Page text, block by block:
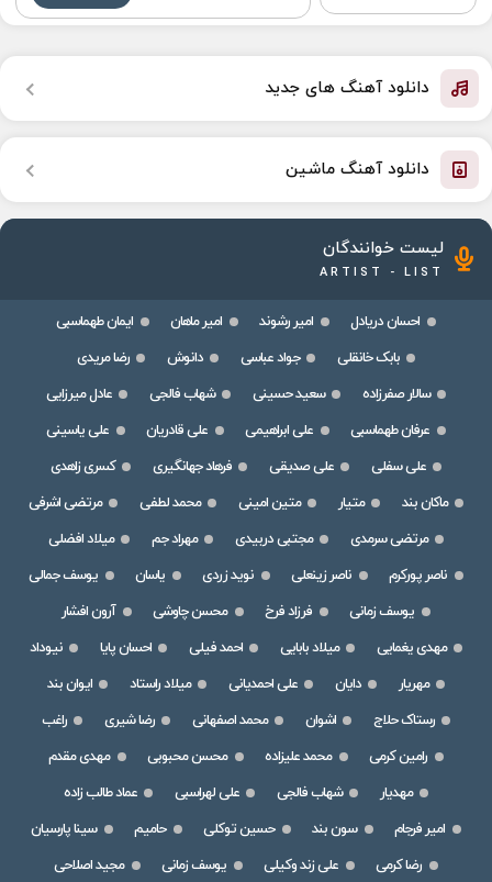
دانلود آهنگ های جدید
دانلود آهنگ ماشین
لیست خوانندگان
ARTIST - LIST
احسان دریادل امیر رشوند امیر ماهان
ایمان طهماسبی
بابک خانقلی
جواد عباسی دانوش
رضا مریدی
سالار صفرزاده
سعید حسینی شهاب فالجی
عادل میرزایی
عرفان طهماسبی
علی ابراهیمی علی قادریان
علی یاسینی
علی سفلی
علی صدیقی فرهاد جهانگیری
کسری زاهدی
ماکان بند
متیار متین امینی محمد لطفی
مرتضی اشرفی
مرتضی سرمدی
مجتبی دربیدی مهراد جم
میلاد افضلی
ناصر پورکرم
ناصر زینعلی نوید زردی یاسان
یوسف جمالی
یوسف زمانی
فرزاد فرخ محسن چاوشی
آرون افشار
مهدی یغمایی
میلاد بابایی احمد فیلی احسان پایا
نیوداد
مهریار
دایان علی احمدیانی میلاد راستاد
ایوان بند
رستاک حلاج
اشوان محمد اصفهانی رضا شیری
راغب
رامین کرمی
محمد علیزاده محسن محبوبی
مهدی مقدم
مهدیار
شهاب فالجی علی لهراسبی
عماد طالب زاده
امیر فرجام
سون بند حسین توکلی حامیم
سینا پارسیان
رضا کرمی
علی زند وکیلی یوسف زمانی
مجید اصلاحی